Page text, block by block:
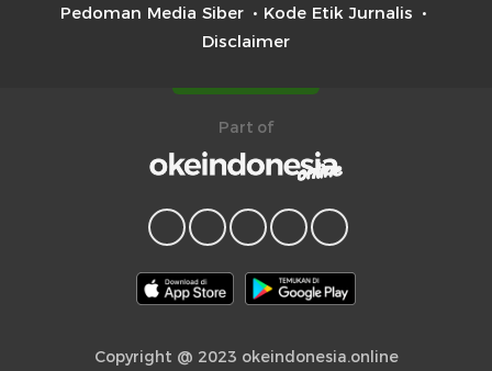
Pedoman Media Siber
Kode Etik Jurnalis
Disclaimer
Part of
Copyright @ 2023 okeindonesia.online